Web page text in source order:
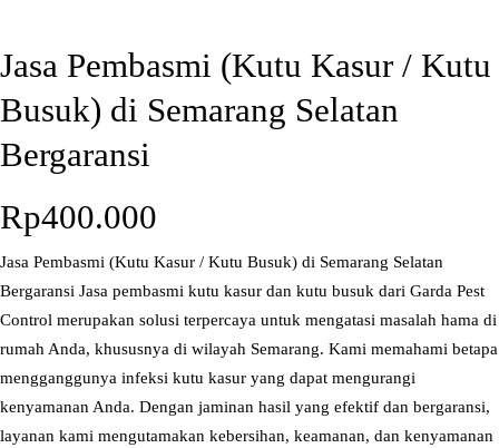
Jasa Pembasmi (Kutu Kasur / Kutu
Busuk) di Semarang Selatan
Bergaransi
Rp400.000
Jasa Pembasmi (Kutu Kasur / Kutu Busuk) di Semarang Selatan
Bergaransi Jasa pembasmi kutu kasur dan kutu busuk dari Garda Pest
Control merupakan solusi terpercaya untuk mengatasi masalah hama di
rumah Anda, khususnya di wilayah Semarang. Kami memahami betapa
mengganggunya infeksi kutu kasur yang dapat mengurangi
kenyamanan Anda. Dengan jaminan hasil yang efektif dan bergaransi,
layanan kami mengutamakan kebersihan, keamanan, dan kenyamanan